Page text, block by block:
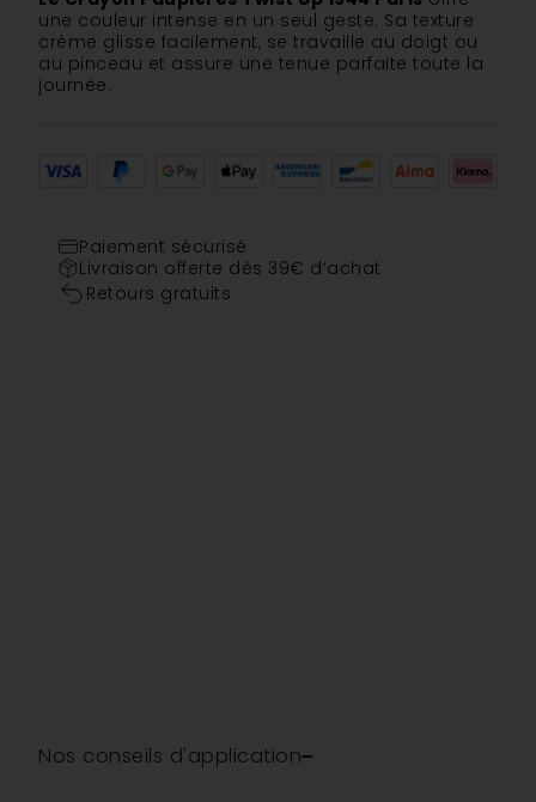
une couleur intense en un seul geste. Sa texture
crème glisse facilement, se travaille au doigt ou
au pinceau et assure une tenue parfaite toute la
journée.
Paiement sécurisé
Livraison offerte dès 39€ d’achat
Retours gratuits
Nos conseils d'application